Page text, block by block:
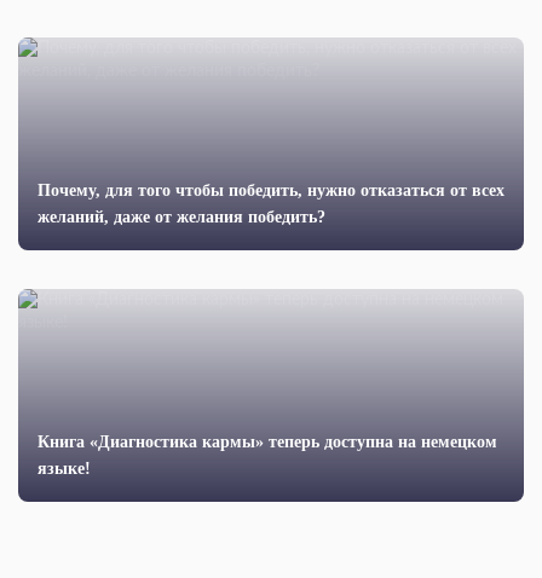
Почему, для того чтобы победить, нужно отказаться от всех
желаний, даже от желания победить?
Книга «Диагностика кармы» теперь доступна на немецком
языке!